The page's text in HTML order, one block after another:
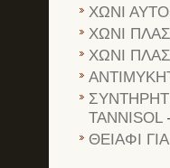
ΧΩΝΙ
ΧΩΝΙ
ΧΩΝΙ
TANNISOL
ΘΕΙΑΦΙ